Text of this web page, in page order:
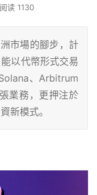
阅读 1130
市場的腳步，計
以代幣形式交易
、Arbitrum
業務，更押注於
新模式。